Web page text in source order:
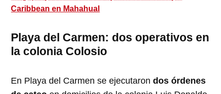
Caribbean en Mahahual
Playa del Carmen: dos operativos en
la colonia Colosio
En Playa del Carmen se ejecutaron dos órdenes